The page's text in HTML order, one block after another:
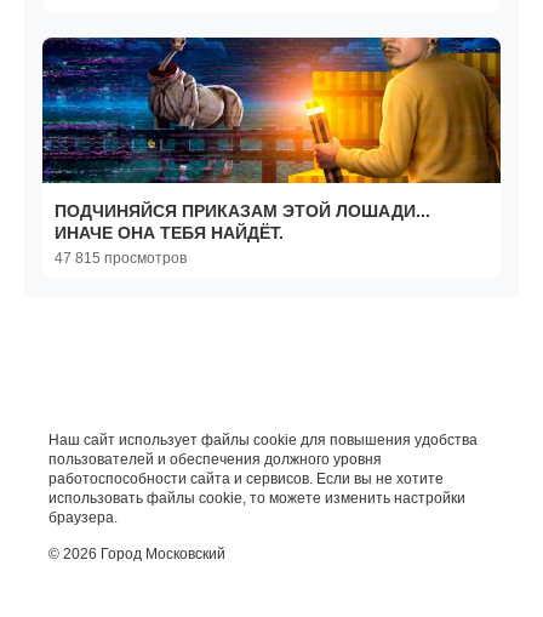
ПОДЧИНЯЙСЯ ПРИКАЗАМ ЭТОЙ ЛОШАДИ...
ИНАЧЕ ОНА ТЕБЯ НАЙДЁТ.
47 815 просмотров
Наш сайт использует файлы cookie для повышения удобства
пользователей и обеспечения должного уровня
работоспособности сайта и сервисов. Если вы не хотите
использовать файлы cookie, то можете изменить настройки
браузера.
© 2026 Город Московский